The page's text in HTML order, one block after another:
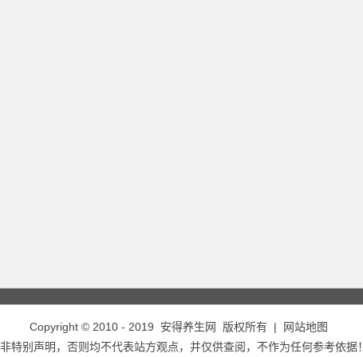
Copyright © 2010 - 2019 安得养生网 版权所有 |
网站地图
特别声明，否则均不代表站方观点，并仅供查阅，不作为任何参考依据！